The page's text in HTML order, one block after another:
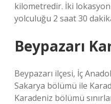
kilometredir. İki
yolculuğu 2 saat 30
Beypazarı
Beypazarı ilçesi, İç
Sakarya bölümü ile
Karadeniz bölümü